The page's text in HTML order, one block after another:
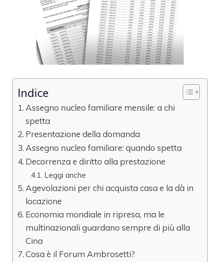
Indice
Assegno nucleo familiare mensile: a chi
spetta
Presentazione della domanda
Assegno nucleo familiare: quando spetta
Decorrenza e diritto alla prestazione
Leggi anche
Agevolazioni per chi acquista casa e la dà in
locazione
Economia mondiale in ripresa, ma le
multinazionali guardano sempre di più alla
Cina
Cosa è il Forum Ambrosetti?